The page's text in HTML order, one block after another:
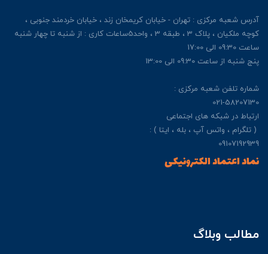
آدرس شعبه مرکزی : تهران - خیابان کریمخان زند ، خیابان خردمند جنوبی ،
کوچه ملکیان ، پلاک 3 ، طبقه 3 ، واحد5ساعات کاری : از شنبه تا چهار شنبه
ساعت 09:30 الی 17:00
پنج شنبه از ساعت 09:30 الی 13:00
شماره تلفن شعبه مرکزی :
021-58207130
ارتباط در شبکه های اجتماعی
( تلگرام ، واتس آپ ، بله ، ایتا ) :
09107192939
نماد اعتماد الکترونیکی
مطالب وبلاگ